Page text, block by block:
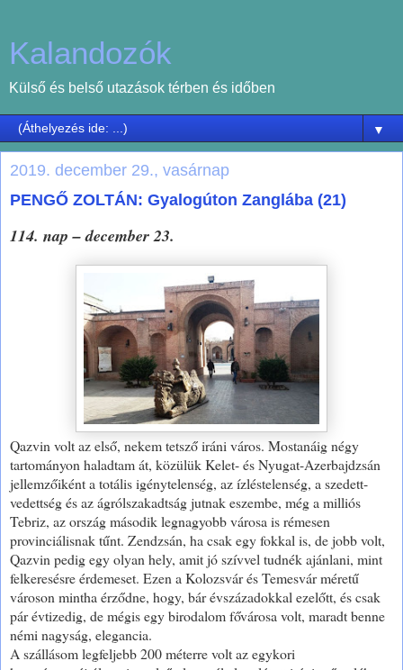
Kalandozók
Külső és belső utazások térben és időben
▼
2019. december 29., vasárnap
PENGŐ ZOLTÁN: Gyalogúton Zanglába (21)
114. nap – december 23.
Qazvin volt az első, nekem tetsző iráni város. Mostanáig négy
tartományon haladtam át, közülük Kelet- és Nyugat-Azerbajdzsán
jellemzőiként a totális igénytelenség, az ízléstelenség, a szedett-
vedettség és az ágrólszakadtság jutnak eszembe, még a milliós
Tebriz, az ország második legnagyobb városa is rémesen
provinciálisnak tűnt. Zendzsán, ha csak egy fokkal is, de jobb volt,
Qazvin pedig egy olyan hely, amit jó szívvel tudnék ajánlani, mint
felkeresésre érdemeset. Ezen a Kolozsvár és Temesvár méretű
városon mintha érződne, hogy, bár évszázadokkal ezelőtt, és csak
pár évtizedig, de mégis egy birodalom fővárosa volt, maradt benne
némi nagyság, elegancia.
A szállásom legfeljebb 200 méterre volt az egykori